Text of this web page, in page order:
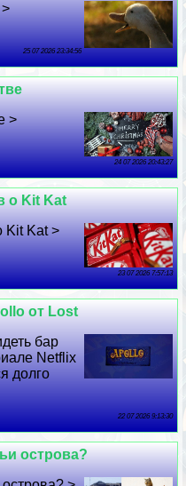
25 07 2026 23:34:56
>
24 07 2026 20:43:27
о Kit Kat
Kit Kat >
23 07 2026 7:57:13
от Lost
бар
Netflix
долго
22 07 2026 9:13:30
острова?